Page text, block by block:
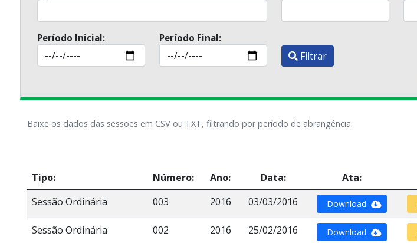
Período Inicial: Período Final:
Filtrar
Baixe os dados das sessões em CSV ou TXT, filtrando por período de abrangência.
Tipo: Número: Ano: Data: Ata:
Sessão Ordinária
003 2016 03/03/2016 Download
Sessão Ordinária 002 2016 25/02/2016 Download